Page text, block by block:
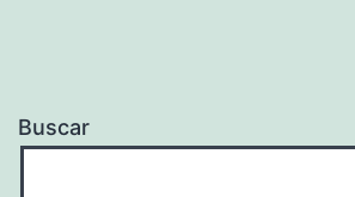
Buscar